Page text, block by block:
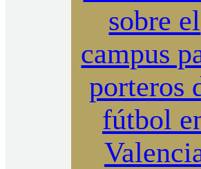
sobre el
campus
porteros
fútbol